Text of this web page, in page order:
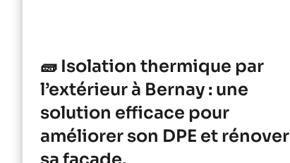
🧱 Isolation thermique par
l’extérieur à Bernay : une
solution efficace pour
améliorer son DPE et rénover